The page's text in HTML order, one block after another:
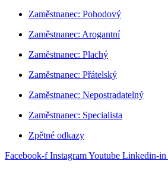
Zaměstnanec: Pohodový
Zaměstnanec: Arogantní
Zaměstnanec: Plachý
Zaměstnanec: Přátelský
Zaměstnanec: Nepostradatelný
Zaměstnanec: Specialista
Zpětné odkazy
Facebook-f InstagramYoutube Linkedin-in